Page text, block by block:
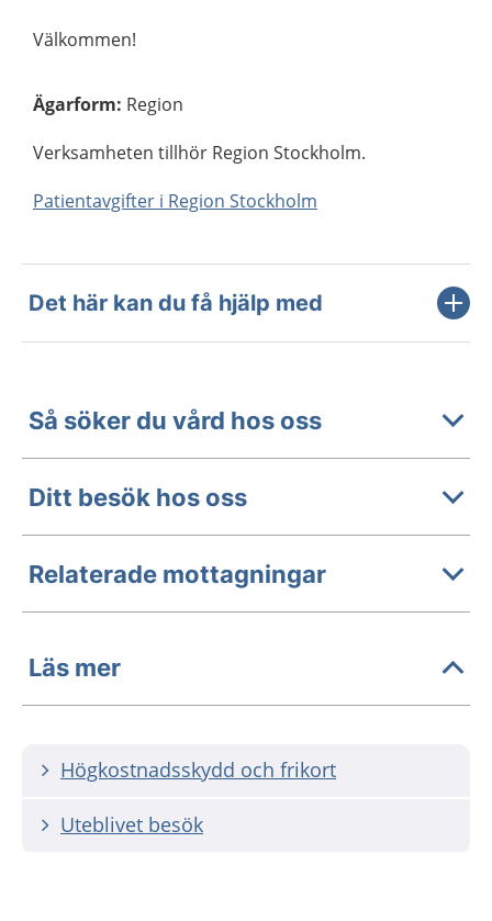
Välkommen!
Ägarform: Region
Verksamheten tillhör Region Stockholm.
Patientavgifter i Region Stockholm
Det här kan du få hjälp med
Så söker du vård hos oss
Ditt besök hos oss
Relaterade mottagningar
Läs mer
Högkostnadsskydd och frikort
Uteblivet besök